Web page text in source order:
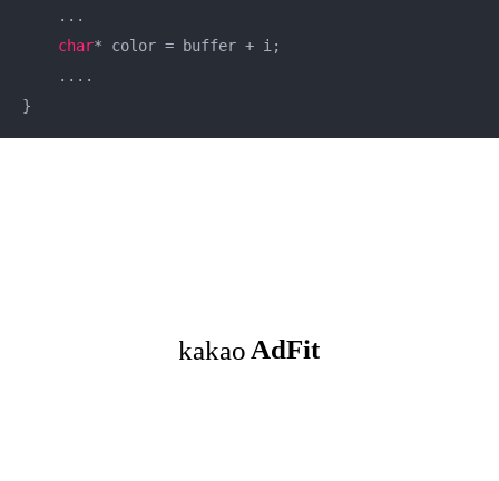
    ...
char* color = buffer + i;
    ....
}